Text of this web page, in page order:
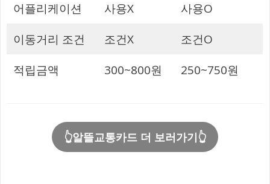
어플리케이션
사용X
사용O
이동거리 조건
조건X
조건O
적립금액
300~800원 250~750원
👆알뜰교통카드 더 보러가기👆